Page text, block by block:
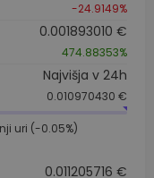
-24.9149%
0.001893010 €
474.88353%
Najvišja v 24h
0.010970430 €
uri (-0.05%)
0.011205716 €